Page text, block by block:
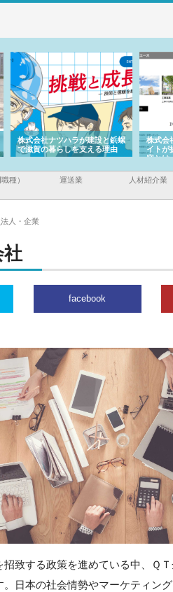
株式会社ナツハラが建設と鋲螺
で滋賀の暮らしを支える理由
株式会
イトが
容とは
種） 運送業 人材紹介業
人・企業
社
facebook
致する政策を進めている中、Ｑ
日本の社会情勢やマーケティン